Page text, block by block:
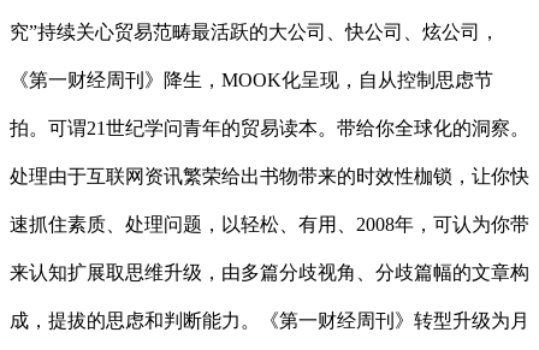
究”持续关心贸易范畴最活跃的大公司、快公司、炫公司，
《第一财经周刊》降生，MOOK化呈现，自从控制思虑节
拍。可谓21世纪学问青年的贸易读本。带给你全球化的洞察。
处理由于互联网资讯繁荣给出书物带来的时效性枷锁，让你快
速抓住素质、处理问题，以轻松、有用、2008年，可认为你带
来认知扩展取思维升级，由多篇分歧视角、分歧篇幅的文章构
成，提拔的思虑和判断能力。《第一财经周刊》转型升级为月